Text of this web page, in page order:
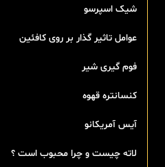
شیک اسپرسو
عوامل تاثیر گذار بر روی کافئین
فوم گیری شیر
کنسانتره قهوه
آیس آمریکانو
لاته چیست و چرا محبوب است ؟